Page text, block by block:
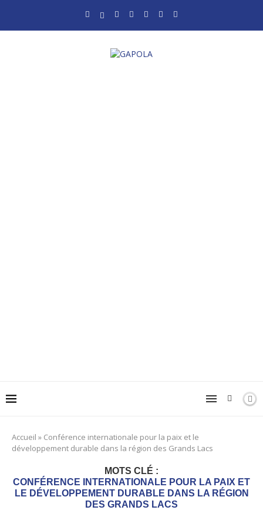
Accueil » Conférence internationale pour la paix et le
développement durable dans la région des Grands Lacs
MOTS CLÉ :
CONFÉRENCE INTERNATIONALE POUR LA PAIX ET
LE DÉVELOPPEMENT DURABLE DANS LA RÉGION
DES GRANDS LACS